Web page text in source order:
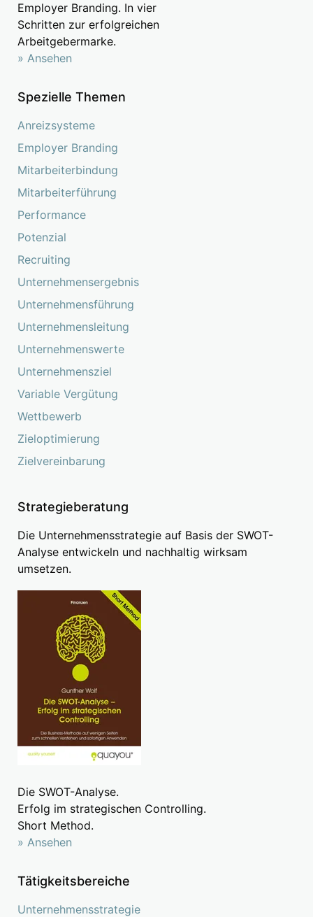
Employer Branding. In vier
Schritten zur erfolgreichen
Arbeitgebermarke.
» Ansehen
Spezielle Themen
Anreizsysteme
Employer Branding
Mitarbeiterbindung
Mitarbeiterführung
Performance
Potenzial
Recruiting
Unternehmensergebnis
Unternehmensführung
Unternehmensleitung
Unternehmenswerte
Unternehmensziel
Variable Vergütung
Wettbewerb
Zieloptimierung
Zielvereinbarung
Strategieberatung
Die Unternehmensstrategie auf Basis der SWOT-
Analyse entwickeln und nachhaltig wirksam
umsetzen.
Die SWOT-Analyse.
Erfolg im strategischen Controlling.
Short Method.
» Ansehen
Tätigkeitsbereiche
Unternehmensstrategie